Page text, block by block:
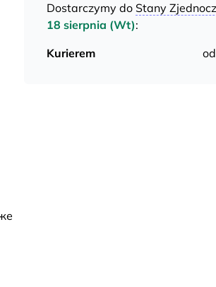
Dostarczymy do Stany
18 sierpnia (Wt):
Kurierem